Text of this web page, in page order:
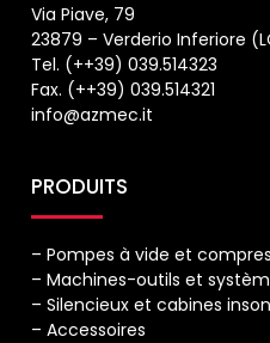
Via Piave, 79
23879 – Verderio Inferiore
Tel. (++39) 039.514323
Fax. (++39) 039.514321
info@azmec.it
PRODUITS
– Pompes à vide et
– Machines-outils et
– Silencieux et cabines
– Accessoires